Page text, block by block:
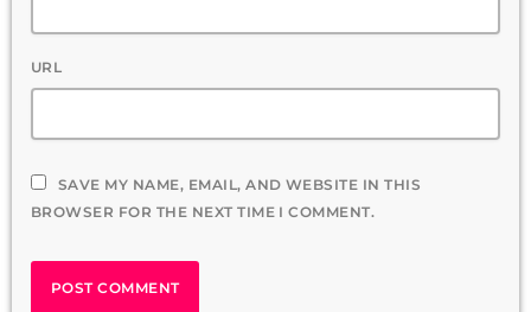
URL
SAVE MY NAME, EMAIL, AND WEBSITE IN THIS
BROWSER FOR THE NEXT TIME I COMMENT.